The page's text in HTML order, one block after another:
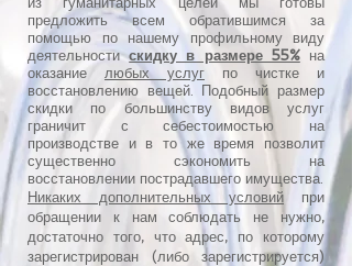
предложить всем обратившимся за
помощью по нашему профильному виду
деятельностискидку в размере 55%на
оказание любых услуг по чистке и
восстановлению вещей. Подобный размер
скидки по большинству видов услуг
граничит с себестоимостью на
производстве и в то же время позволит
существенно сэкономить на
восстановлении пострадавшего имущества.
Никаких дополнительных условий при
обращении к нам соблюдать не нужно,
достаточно того, что адрес, по которому
зарегистрирован (либо зарегистрируется)